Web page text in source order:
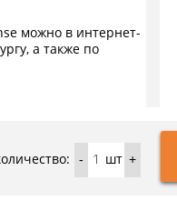
можно в интернет-
а также по
- шт +